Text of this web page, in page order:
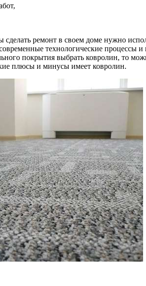
сделать ремонт в своем доме нужно
технологические процессы
покрытия выбрать ковролин, то
плюсы и минусы имеет ковролин.